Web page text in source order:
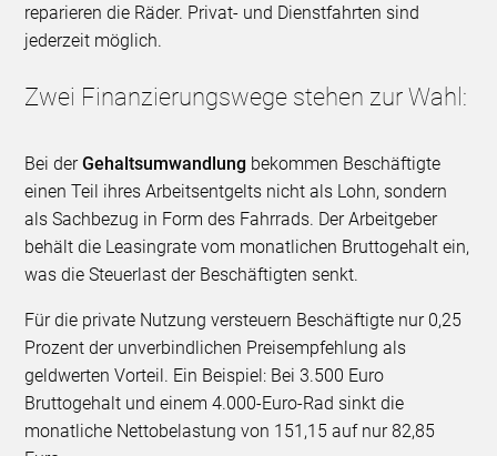
reparieren die Räder. Privat- und Dienstfahrten sind
jederzeit möglich.
Zwei Finanzierungswege stehen zur Wahl:
Bei derGehaltsumwandlung bekommen Beschäftigte
einen Teil ihres Arbeitsentgelts nicht als Lohn, sondern
als Sachbezug in Form des Fahrrads. Der Arbeitgeber
behält die Leasingrate vom monatlichen Bruttogehalt ein,
was die Steuerlast der Beschäftigten senkt.
Für die private Nutzung versteuern Beschäftigte nur 0,25
Prozent der unverbindlichen Preisempfehlung als
geldwerten Vorteil. Ein Beispiel: Bei 3.500 Euro
Bruttogehalt und einem 4.000-Euro-Rad sinkt die
monatliche Nettobelastung von 151,15 auf nur 82,85